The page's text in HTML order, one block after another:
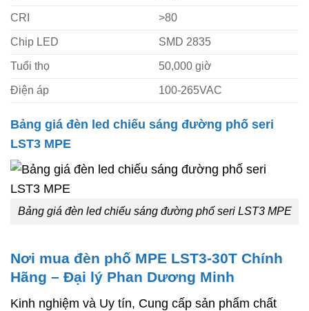
CRI >80
Chip LED SMD 2835
Tuổi thọ 50,000 giờ
Điện áp 100-265VAC
Bảng giá đèn led chiếu sáng đường phố seri
LST3 MPE
Bảng giá đèn led chiếu sáng đường phố seri LST3 MPE
Nơi mua đèn phố MPE LST3-30T Chính
Hãng – Đại lý Phan Dương Minh
Kinh nghiệm và Uy tín, Cung cấp sản phẩm chất